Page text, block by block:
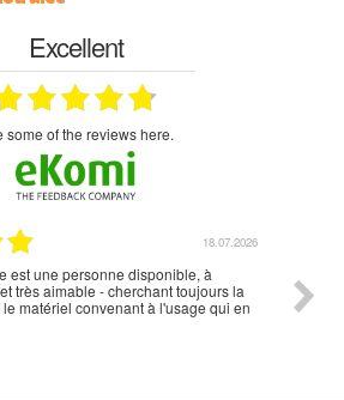
Excellent
some of the reviews here.
18.07.2026
est une personne disponible, à
très aimable - cherchant toujours la
matériel convenant à l'usage qui en